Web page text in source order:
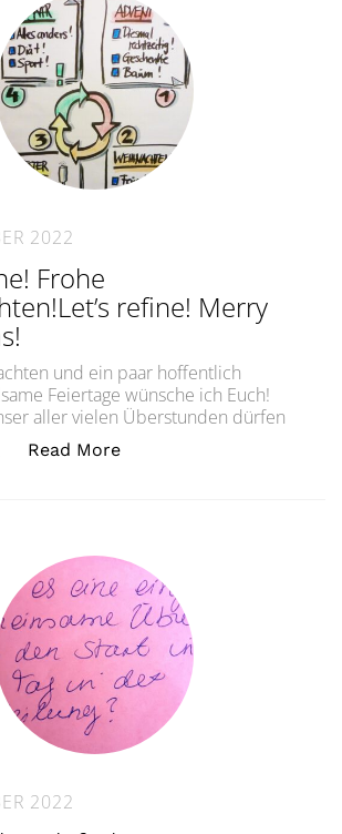
2022
Frohe
refine! Merry
und ein paar hoffentlich
Feiertage wünsche ich Euch!
aller vielen Überstunden dürfen
Read More„Let’s refine! Frohe
2022